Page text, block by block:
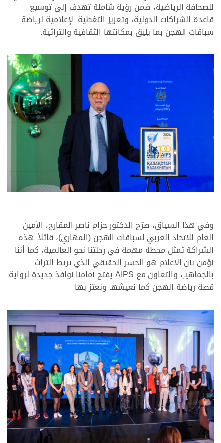
للصحافة الرياضية، ضمن رؤية شاملة تهدف إلى توسيع
قاعدة الشراكات الدولية، وتعزيز التغطية الإعلامية لرياضة
سباقات الهجن بما يليق بمكانتها الثقافية والتراثية.
وفي هذا السياق، صرّح الدكتور حزام ناصر المقارح، الأمين
العام للاتحاد العربي لسباقات الهجن (المهاري)، قائلاً: هذه
الشراكة تمثل محطة مهمة في رحلتنا نحو العالمية، كما أننا
نؤمن بأن الإعلام هو الجسر الحقيقي الذي يربط التراث
بالجماهير، والتعاون مع AIPS يفتح أمامنا نوافذ جديدة لرواية
قصة رياضة الهجن كما نعيشها ونعتز بها.